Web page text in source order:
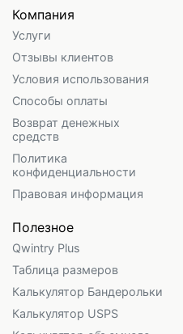
Компания
Услуги
Отзывы клиентов
Условия использования
Способы оплаты
Возврат денежных
средств
Политика
конфиденциальности
Правовая информация
Полезное
Qwintry Plus
Таблица размеров
Калькулятор Бандерольки
Калькулятор USPS